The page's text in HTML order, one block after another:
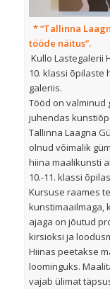
* “Tallinna
tööde näitus”.
Kullo Lastegalerii
10. klassi õpilaste
galeriis.
Tööd on valminud
juhendas
Tallinna Laagna
olnud võimalik
hiina maalikunsti
10.-11. klassi
Kursuse raames
kunstimaailmaga,
ajaga on jõutud
kirsioksi ja
Hiinas peetakse
loominguks.
vajab ülimat